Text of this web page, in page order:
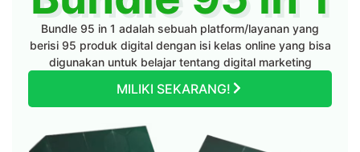
Bundle 95 in 1 adalah sebuah platform/layanan yang
berisi 95 produk digital dengan isi kelas online yang bisa
digunakan untuk belajar tentang digital marketing
MILIKI SEKARANG!